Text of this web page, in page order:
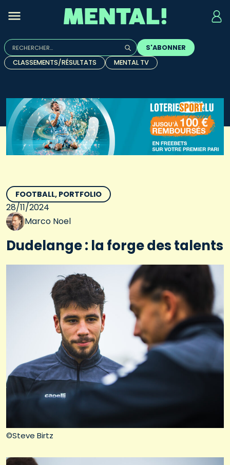
Rechercher :
Quand les résultats de l'auto-complétion sont
S'ABONNER
CLASSEMENTS/RÉSULTATS
MENTAL TV
©Steve Birtz
FOOTBALL PORTFOLIO
28/11/2024
Marco Noel
Dudelange : la forge des talents